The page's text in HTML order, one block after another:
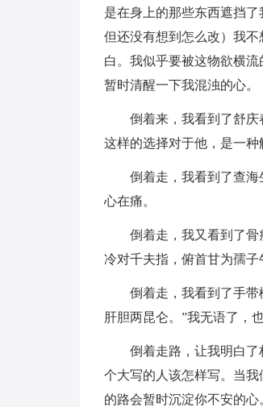
是在身上的那些东西遮挡
但还没有想到怎么改）我
白。我似乎要被这物欲横
暂时清醒一下我混浊的心。
倒着来，我看到了舒
这样的选择对于他，是一种
倒着走，我看到了查
心在痛。
倒着走，我又看到了
冷对千夫指，俯首甘为孺子
倒着走，我看到了手
肝胆两昆仑。”我无语了，
倒着走路，让我明白
个大写的人该怎样写。当
的路会暂时沉淀你不安的心